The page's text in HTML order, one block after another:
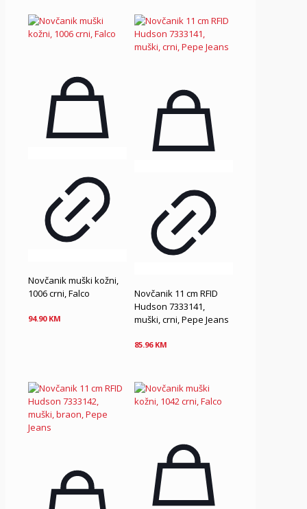
Novčanik muški kožni,
1006 crni, Falco
94.90 KM
Novčanik 11 cm RFID
Hudson 7333141,
muški, crni, Pepe Jeans
85.96 KM